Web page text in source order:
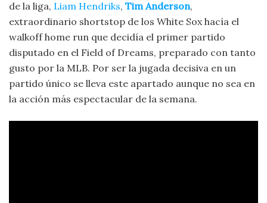
de la liga, Liam Hendriks, Tim Anderson,
extraordinario shortstop de los White Sox hacía el
walkoff home run que decidía el primer partido
disputado en el Field of Dreams, preparado con tanto
gusto por la MLB. Por ser la jugada decisiva en un
partido único se lleva este apartado aunque no sea en
la acción más espectacular de la semana.